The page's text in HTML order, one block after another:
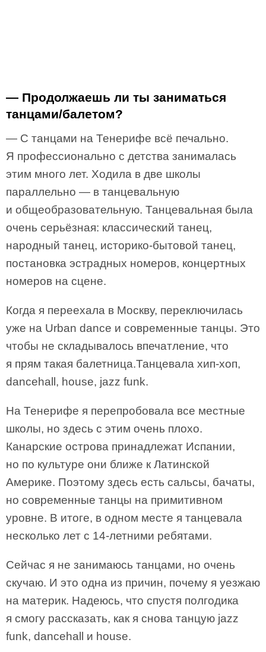
— Продолжаешь ли ты заниматься
танцами/балетом?
— С танцами на Тенерифе всё печально.
Я профессионально с детства занималась
этим много лет. Ходила в две школы
параллельно — в танцевальную
и общеобразовательную. Танцевальная была
очень серьёзная: классический танец,
народный танец, историко-бытовой танец,
постановка эстрадных номеров, концертных
номеров на сцене.
Когда я переехала в Москву, переключилась
уже на Urban dance и современные танцы. Это
чтобы не складывалось впечатление, что
я прям такая балетница.Танцевала хип-хоп,
dancehall, house, jazz funk.
На Тенерифе я перепробовала все местные
школы, но здесь с этим очень плохо.
Канарские острова принадлежат Испании,
но по культуре они ближе к Латинской
Америке. Поэтому здесь есть сальсы, бачаты,
но современные танцы на примитивном
уровне. В итоге, в одном месте я танцевала
несколько лет с 14-летними ребятами.
Сейчас я не занимаюсь танцами, но очень
скучаю. И это одна из причин, почему я уезжаю
на материк. Надеюсь, что спустя полгодика
я смогу рассказать, как я снова танцую jazz
funk, dancehall и house.